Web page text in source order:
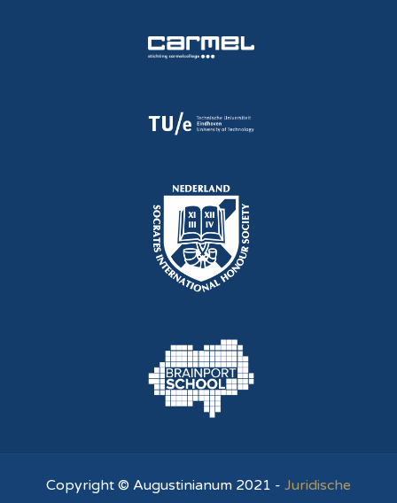
Copyright © Augustinianum 2021 - Juridische